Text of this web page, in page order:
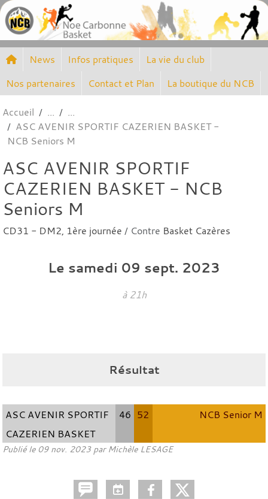
News Infos pratiques
La vie du club
Nos partenaires
Contact et Plan La boutique du NCB
Accueil
ASC AVENIR SPORTIF CAZERIEN BASKET -
NCB Seniors M
ASC AVENIR SPORTIF
CAZERIEN BASKET - NCB
Seniors M
CD31 - DM2, 1ère journée / Contre Basket Cazères
Le samedi 09 sept. 2023
à 21h
Résultat
ASC AVENIR SPORTIF
CAZERIEN BASKET
46 52 NCB Senior M
Publié le 09 nov. 2023par Michèle LESAGE
Panneau de gestion des cookies